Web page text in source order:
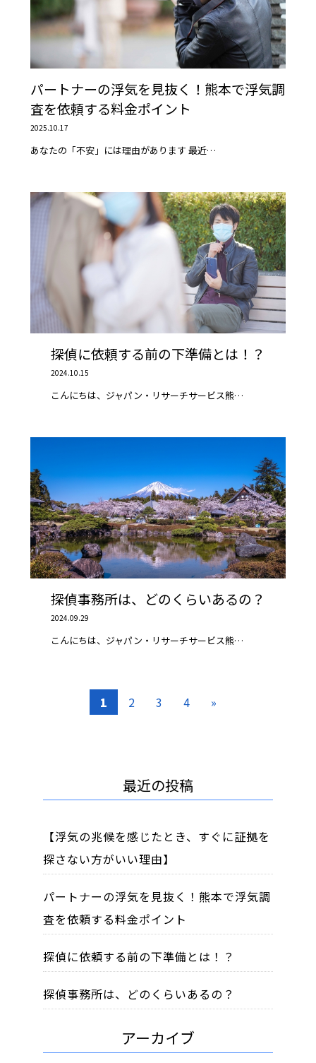
パートナーの浮気を見抜く！熊本で浮気調
査を依頼する料金ポイント
2025.10.17
あなたの「不安」には理由があります 最近…
探偵に依頼する前の下準備とは！？
2024.10.15
こんにちは、ジャパン・リサーチサービス熊…
探偵事務所は、どのくらいあるの？
2024.09.29
こんにちは、ジャパン・リサーチサービス熊…
1 2 3 4 »
最近の投稿
【浮気の兆候を感じたとき、すぐに証拠を
探さない方がいい理由】
パートナーの浮気を見抜く！熊本で浮気調
査を依頼する料金ポイント
探偵に依頼する前の下準備とは！？
探偵事務所は、どのくらいあるの？
アーカイブ